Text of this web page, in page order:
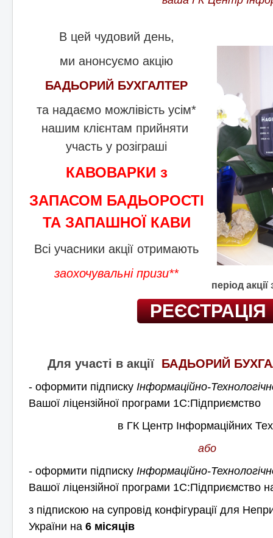
В цей чудовий день,
ми анонсуємо акцію
БАДЬОРИЙ БУХГАЛТЕР
та надаємо можлівість усім*
нашим клієнтам прийняти
участь у розіграші
КАВОВАРКИ з
ЗАПАСОМ БАДЬОРОСТІ
ТА ЗАПАШНОЇ КАВИ
Всі учасники акції отримають
заохочувальні призи**
період
РЕЄСТРАЦІЯ
Для участі в акції БАДЬОРИЙ
- оформити підписку Інформаційно-
Вашої ліцензійної програми 1С:Підприємство
в ГК Центр Інформаційних
або
- оформити підписку Інформаційно-
Вашої ліцензійної програми 1С:Підприємство
з підпискою на супровід конфігурації для
України на 6 місяців